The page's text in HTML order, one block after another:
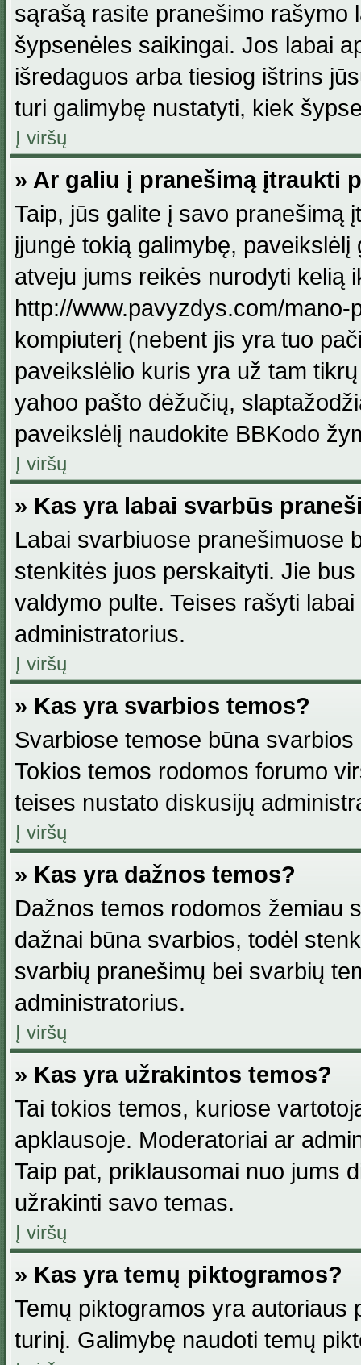
sąrašą rasite pranešimo rašymo
šypsenėles saikingai. Jos labai
išredaguos arba tiesiog ištrins
turi galimybę nustatyti, kiek
Į viršų
» Ar galiu į pranešimą įtraukti
Taip, jūs galite į savo pranešimą
įjungė tokią galimybę,
atveju jums reikės nurodyti kelią
http://www.pavyzdys.com/
kompiuterį (nebent jis yra tuo
paveikslėlio kuris yra už tam
yahoo pašto dėžučių,
paveikslėlį naudokite BBKodo
Į viršų
» Kas yra labai svarbūs
Labai svarbiuose pranešimuose
stenkitės juos perskaityti. Jie
valdymo pulte. Teises rašyti
administratorius.
Į viršų
» Kas yra svarbios temos?
Svarbiose temose būna
Tokios temos rodomos forumo
teises nustato diskusijų
Į viršų
» Kas yra dažnos temos?
Dažnos temos rodomos žemiau
dažnai būna svarbios, todėl
svarbių pranešimų bei svarbių
administratorius.
Į viršų
» Kas yra užrakintos temos?
Tai tokios temos, kuriose
apklausoje. Moderatoriai ar
Taip pat, priklausomai nuo jums
užrakinti savo temas.
Į viršų
» Kas yra temų piktogramos?
Temų piktogramos yra autoriaus
turinį. Galimybę naudoti temų